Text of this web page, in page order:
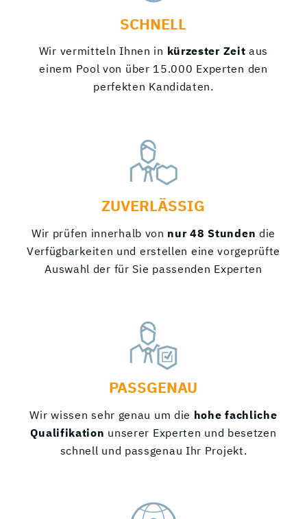
SCHNELL
Wir vermitteln Ihnen in kürzester Zeit aus
einem Pool von über 15.000 Experten den
perfekten Kandidaten.
ZUVERLÄSSIG
Wir prüfen innerhalb von nur 48 Stunden die
Verfügbarkeiten und erstellen eine vorgeprüfte
Auswahl der für Sie passenden Experten
PASSGENAU
Wir wissen sehr genau um die hohefachliche
Qualifikation unserer Experten und besetzen
schnell und passgenau Ihr Projekt.